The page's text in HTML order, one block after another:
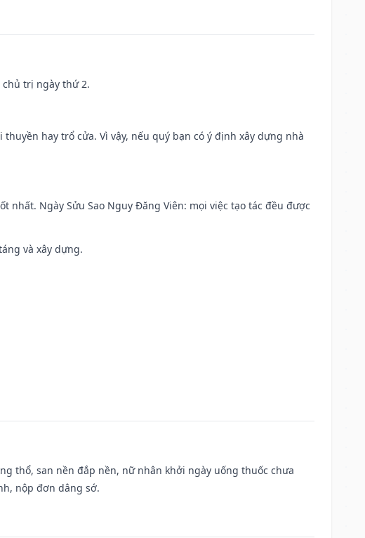
chủ trị ngày thứ 2.
hay trổ cửa. Vì vậy, nếu quý bạn có ý định xây dựng nhà
nhất. Ngày Sửu Sao Nguy Đăng Viên: mọi việc tạo tác đều được
và xây dựng.
thổ, san nền đắp nền, nữ nhân khởi ngày uống thuốc chưa
nộp đơn dâng sớ.